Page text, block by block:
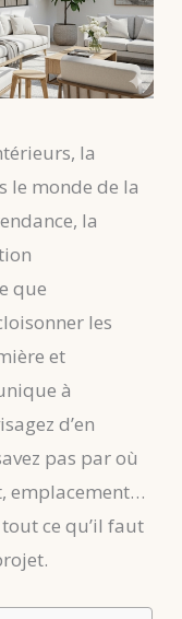
la
le monde de la
la
que
les
et
à
d’en
pas par où
emplacement…
ce qu’il faut